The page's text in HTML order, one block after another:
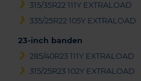
315/35R22 111Y EXTRALOAD
335/25R22 105Y EXTRALOAD
23-inch banden
285/40R23 111Y EXTRALOAD
315/25R23 102Y EXTRALOAD